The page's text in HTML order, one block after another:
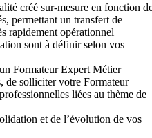
créé sur-mesure en fonction
permettant un transfert de
rapidement opérationnel
sont à définir selon vos
Formateur Expert Métier
de solliciter votre Formateur
liées au thème de
et de l’évolution de vos